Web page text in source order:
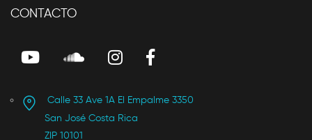
CONTACTO
Calle 33 Ave 1A El Empalme 3350
San José Costa Rica
ZIP 10101